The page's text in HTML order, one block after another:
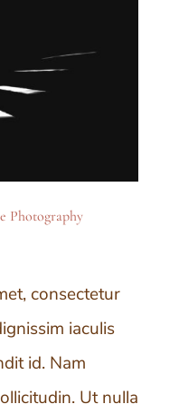
Photography
consectetur
iaculis
id. Nam
Ut nulla